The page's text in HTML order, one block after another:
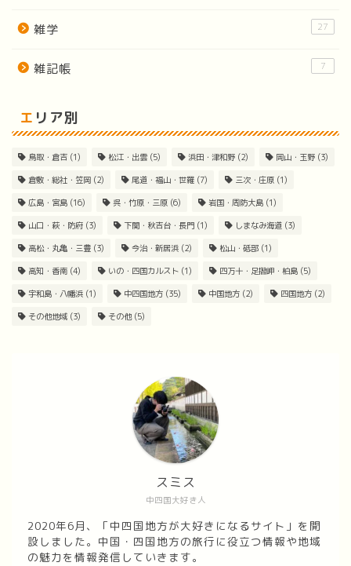
雑学 27
雑記帳 7
エリア別
鳥取・倉吉 (1) 松江・出雲 (5) 浜田・津和野 (2) 岡山・玉野 (3)
倉敷・総社・笠岡 (2) 尾道・福山・世羅 (7) 三次・庄原 (1)
広島・宮島 (16) 呉・竹原・三原 (6) 岩国・周防大島 (1)
山口・萩・防府 (3) 下関・秋吉台・長門 (1) しまなみ海道 (3)
高松・丸亀・三豊 (3) 今治・新居浜 (2) 松山・砥部 (1)
高知・香南 (4) いの・四国カルスト (1) 四万十・足摺岬・柏島 (5)
宇和島・八幡浜 (1) 中四国地方 (35) 中国地方 (2) 四国地方 (2)
その他地域 (3) その他(5)
中四国大好き人
スミス
2020年6月、「中四国地方が大好きになるサイト」を開
設しました。中国・四国地方の旅行に役立つ情報や地域
の魅力を情報発信していきます。